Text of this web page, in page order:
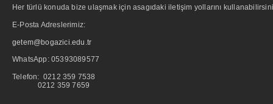
Her türlü konuda bize ulaşmak için asagıdaki iletişim yollarını
E-Posta Adreslerimiz:
getem@bogazici.edu.tr
WhatsApp: 05393089577
Telefon: 0212 359 7538
0212 359 7659